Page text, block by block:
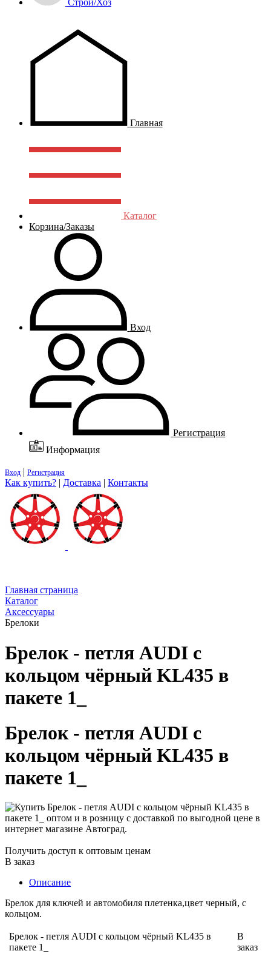
Строй/Хоз
Главная
Каталог
Корзина/Заказы
Вход
Регистрация
Информация
Вход | Регистрация
Как купить? | Доставка | Контакты
Главная страница
Каталог
Аксессуары
Брелоки
Брелок - петля AUDI с
кольцом чёрный KL435 в
пакете 1_
Брелок - петля AUDI с
кольцом чёрный KL435 в
пакете 1_
Получить доступ к оптовым ценам
В заказ
Описание
Брелок для ключей и автомобиля плетенка,цвет черный, с
кольцом.
Брелок - петля AUDI с кольцом чёрный KL435 в
пакете 1_
В
заказ